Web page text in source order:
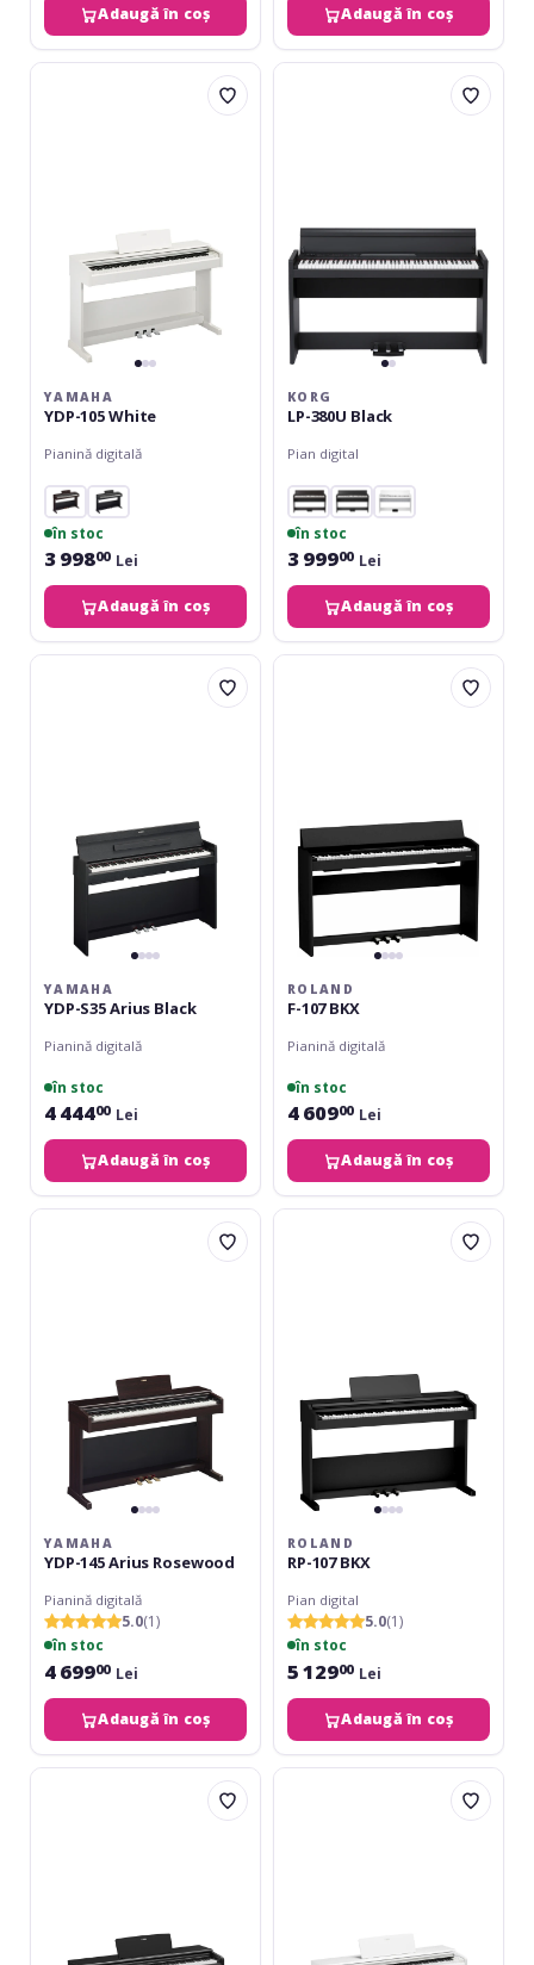
Adaugă în coș Adaugă în coș
Yamaha
YAMAHA
YDP-105 White
Pianină digitală
în stoc
3 99800 Lei
Adaugă în coș
Korg
KORG
LP-380U Black
Pian digital
în stoc
3 99900 Lei
Adaugă în coș
Yamaha
YAMAHA
YDP-S35 Arius Black
Pianină digitală
în stoc
4 44400 Lei
Adaugă în coș
Roland
ROLAND
F-107 BKX
Pianină digitală
în stoc
4 60900 Lei
Adaugă în coș
Yamaha
YAMAHA
YDP-145 Arius Rosewood
Pianină digitală
5.0(1)
în stoc
4 69900 Lei
Adaugă în coș
Roland
ROLAND
RP-107 BKX
Pian digital
5.0(1)
în stoc
5 12900 Lei
Adaugă în coș
Yamaha
Yamaha